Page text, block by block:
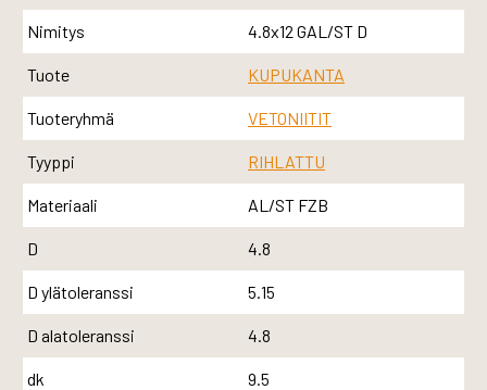
Nimitys 4.8x12 GAL/ST D
Tuote KUPUKANTA
Tuoteryhmä VETONIITIT
Tyyppi RIHLATTU
Materiaali AL/ST FZB
D 4.8
D ylätoleranssi 5.15
D alatoleranssi 4.8
dk 9.5